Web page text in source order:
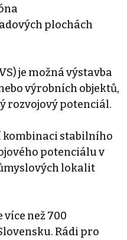
plochách
je možná výstavba
výrobních objektů,
rozvojový potenciál.
stabilního
potenciálu v
lokalit
než 700
Rádi pro